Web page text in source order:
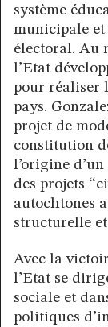
système
municipale et
électoral. Au
l’Etat
pour réaliser
pays.
projet de
constitution
l’origine
des projets
autochtones
structurelle
Avec la
l’Etat se
sociale et
politiques